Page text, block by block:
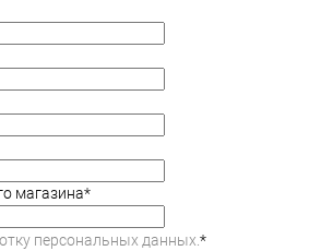
магазина*
персональных данных.*